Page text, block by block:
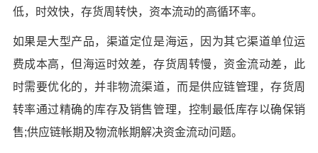
低，时效快，存货周转快，资本流动的高循环率。
如果是大型产品，渠道定位是海运，因为其它渠道单位运
费成本高，但海运时效差，存货周转慢，资金流动差，此
时需要优化的，并非物流渠道，而是供应链管理，存货周
转率通过精确的库存及销售管理，控制最低库存以确保销
售;供应链帐期及物流帐期解决资金流动问题。